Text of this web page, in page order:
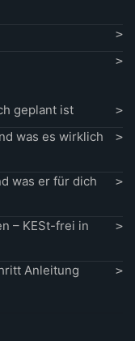
geplant ist
was es wirklich
was er für dich
– KESt-frei in
Anleitung